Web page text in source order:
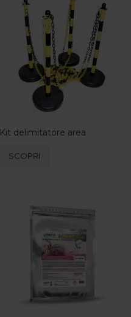
Kit delimitatore area
SCOPRI